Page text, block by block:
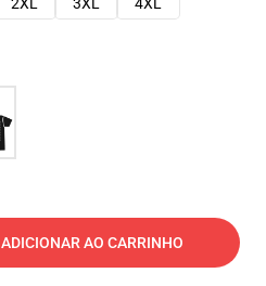
ADICIONAR AO CARRINHO